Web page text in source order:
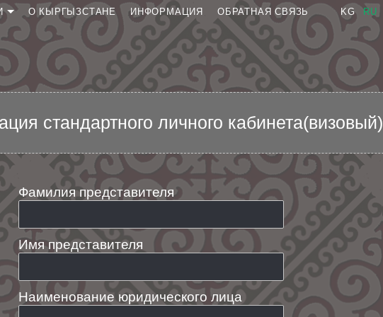
новый
О КЫРГЫЗСТАНЕ ИНФОРМАЦИЯ ОБРАТНАЯ СВЯЗЬ KG RU
стандартного личного кабинета(визовый)
Фамилия представителя
Имя представителя
Наименование юридического лица